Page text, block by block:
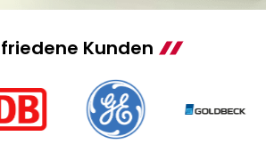
Kunden